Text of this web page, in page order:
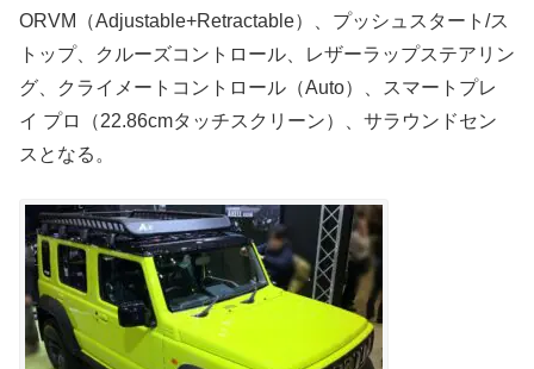
ORVM（Adjustable+Retractable）、プッシュスタート/ス
トップ、クルーズコントロール、レザーラップステアリン
グ、クライメートコントロール（Auto）、スマートプレ
イ プロ（22.86cmタッチスクリーン）、サラウンドセン
スとなる。